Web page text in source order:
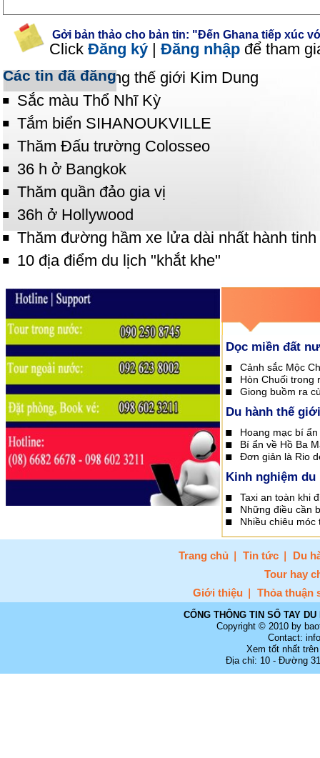
Gởi bản thảo cho bản tin: "Đến Ghana tiếp xúc
Click Đăng ký | Đăng nhập để tham
Các tin đã đăng
Phiêu lãng trong thế giới Kim Dung
Sắc màu Thổ Nhĩ Kỳ
Tắm biển SIHANOUKVILLE
Thăm Đấu trường Colosseo
36 h ở Bangkok
Thăm quần đảo gia vị
36h ở Hollywood
Thăm đường hầm xe lửa dài nhất hành tinh
10 địa điểm du lịch "khắt khe"
Dọc miền đất
Cảnh sắc Mộc
Hòn Chuối trong
Giong buồm ra
Du hành thế giới
Hoang mạc bí
Bí ẩn về Hồ Ba
Đơn giản là Rio
Kinh nghiệm du
Taxi an toàn khi
Những điều cần
Nhiều chiêu móc
Trang chủ Tin tức
Du
Tour hay
Giới thiệu
Thỏa thuận
CỔNG THÔNG TIN SỔ TAY
Copyright © 2010 by
Contact:
Xem tốt nhất
Địa chỉ: 10 - Đường